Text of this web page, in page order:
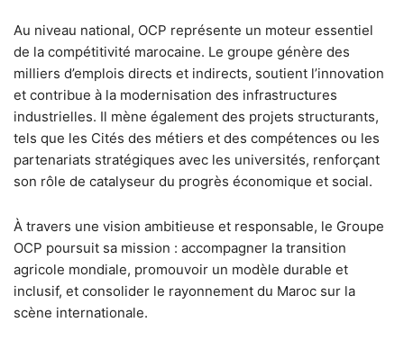
Au niveau national, OCP représente un moteur essentiel
de la compétitivité marocaine. Le groupe génère des
milliers d’emplois directs et indirects, soutient l’innovation
et contribue à la modernisation des infrastructures
industrielles. Il mène également des projets structurants,
tels que les Cités des métiers et des compétences ou les
partenariats stratégiques avec les universités, renforçant
son rôle de catalyseur du progrès économique et social.
À travers une vision ambitieuse et responsable, le Groupe
OCP poursuit sa mission : accompagner la transition
agricole mondiale, promouvoir un modèle durable et
inclusif, et consolider le rayonnement du Maroc sur la
scène internationale.